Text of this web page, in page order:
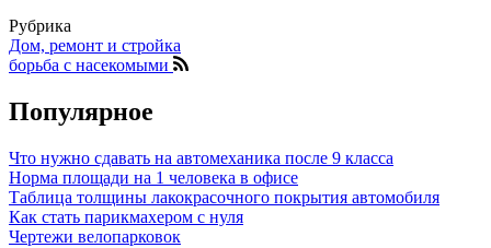
Рубрика
Дом, ремонт и стройка
борьба с насекомыми
Популярное
Что нужно сдавать на автомеханика после 9 класса
Норма площади на 1 человека в офисе
Таблица толщины лакокрасочного покрытия автомобиля
Как стать парикмахером с нуля
Чертежи велопарковок